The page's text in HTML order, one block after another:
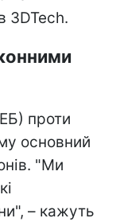
3DTech.
проти
основний
"Ми
– кажуть